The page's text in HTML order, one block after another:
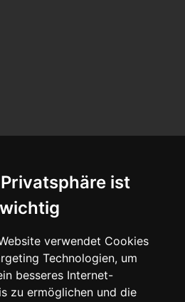
ist
verwendet Cookies
Technologien, um
besseres Internet-
zu ermöglichen und die